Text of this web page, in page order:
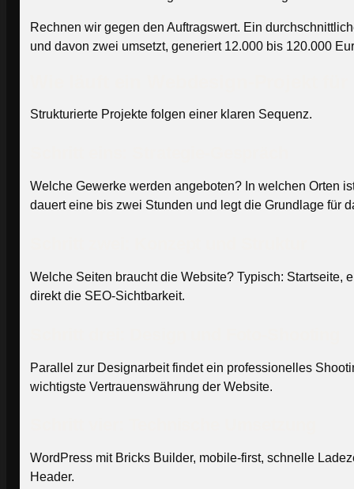
Rechnen wir gegen den Auftragswert. Ein
und davon zwei umsetzt, generiert 12.000 bis 120.000
Strukturierte Projekte folgen einer klaren Sequenz.
Welche Gewerke werden angeboten? In welchen Orten
dauert eine bis zwei Stunden und legt die Grundlage für
Welche Seiten braucht die Website? Typisch: Startseite,
direkt die SEO-Sichtbarkeit.
Parallel zur Designarbeit findet ein professionelles
wichtigste Vertrauenswährung der Website.
WordPress mit Bricks Builder, mobile-first, schnelle
Header.